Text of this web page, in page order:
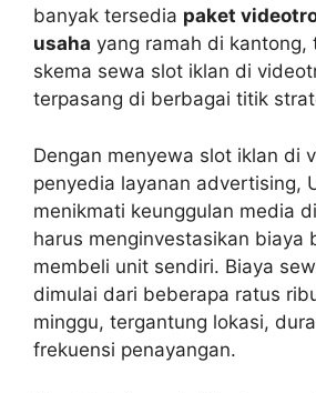
banyak tersedia paket
usaha yang ramah di kantong,
skema sewa slot iklan di
terpasang di berbagai titik
Dengan menyewa slot iklan di
penyedia layanan advertising,
menikmati keunggulan media
harus menginvestasikan biaya
membeli unit sendiri. Biaya
dimulai dari beberapa ratus
minggu, tergantung lokasi,
frekuensi penayangan.